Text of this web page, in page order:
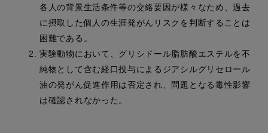
各人の背景生活条件等の交絡要因が様々なため、過去
に摂取した個人の生涯発がんリスクを判断することは
困難である。
実験動物において、グリシドール脂肪酸エステルを不
純物として含む経口投与によるジアシルグリセロール
油の発がん促進作用は否定され、問題となる毒性影響
は確認されなかった。